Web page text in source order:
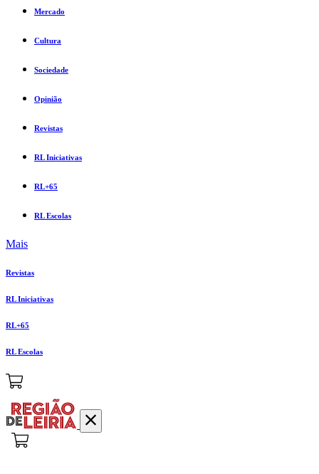
Mercado
Cultura
Sociedade
Opinião
Revistas
RL Iniciativas
RL+65
RL Escolas
Mais
Revistas
RL Iniciativas
RL+65
RL Escolas